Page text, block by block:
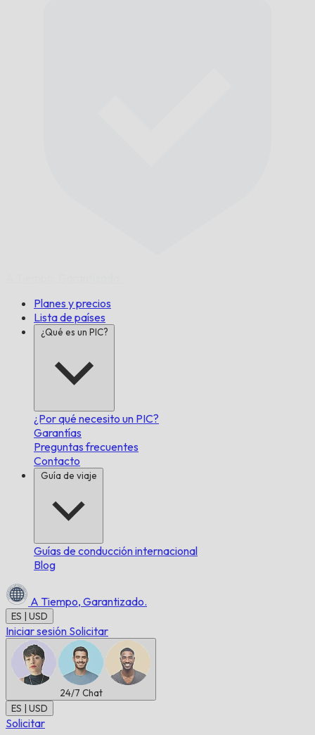
Planes y precios
Lista de países
¿Qué es un PIC?
¿Por qué necesito un PIC?
Garantías
Preguntas frecuentes
Contacto
Guía de viaje
Guías de conducción internacional
Blog
A Tiempo, Garantizado.
ES | USD
Iniciar sesión Solicitar
24/7 Chat
ES | USD
Solicitar